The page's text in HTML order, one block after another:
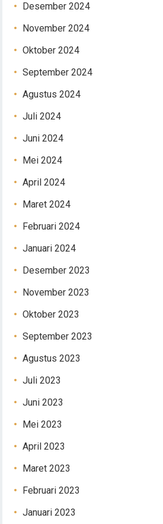
Desember 2024
November 2024
Oktober 2024
September 2024
Agustus 2024
Juli 2024
Juni 2024
Mei 2024
April 2024
Maret 2024
Februari 2024
Januari 2024
Desember 2023
November 2023
Oktober 2023
September 2023
Agustus 2023
Juli 2023
Juni 2023
Mei 2023
April 2023
Maret 2023
Februari 2023
Januari 2023